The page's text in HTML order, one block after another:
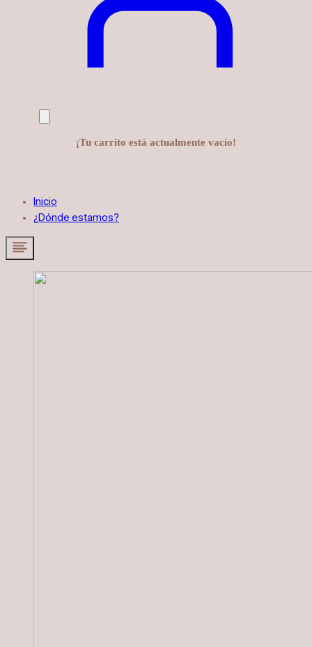
¡Tu carrito está actualmente vacío!
Inicio
¿Dónde estamos?